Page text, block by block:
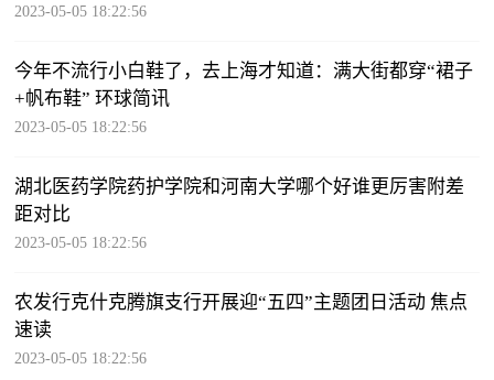
2023-05-05 18:22:56
今年不流行小白鞋了，去上海才知道：满大街都穿“裙子
+帆布鞋” 环球简讯
2023-05-05 18:22:56
湖北医药学院药护学院和河南大学哪个好谁更厉害附差
距对比
2023-05-05 18:22:56
农发行克什克腾旗支行开展迎“五四”主题团日活动 焦点
速读
2023-05-05 18:22:56